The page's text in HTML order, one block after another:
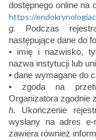
dostępnego online na
https://
g. Podczas
następujące dane do
• imię i nazwisko,
nazwa instytucji lub
• dane wymagane do
• zgoda na
Organizatora zgodnie
h. Ukończenie
wysłany na adres
zawiera również